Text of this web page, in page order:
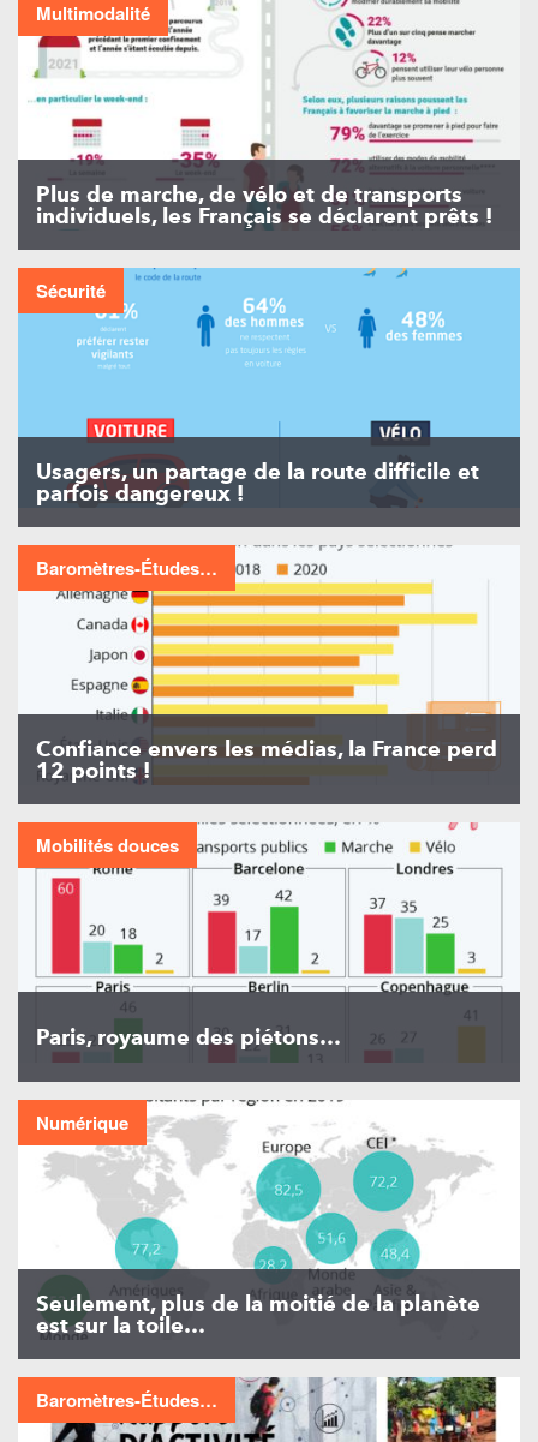
Multimodalité
Plus de marche, de vélo et de transports
individuels, les Français se déclarent prêts !
Sécurité
Usagers, un partage de la route difficile et
parfois dangereux !
Baromètres-Études…
Confiance envers les médias, la France perd
12 points !
Mobilités douces
Paris, royaume des piétons…
Numérique
Seulement, plus de la moitié de la planète
est sur la toile…
Baromètres-Études…